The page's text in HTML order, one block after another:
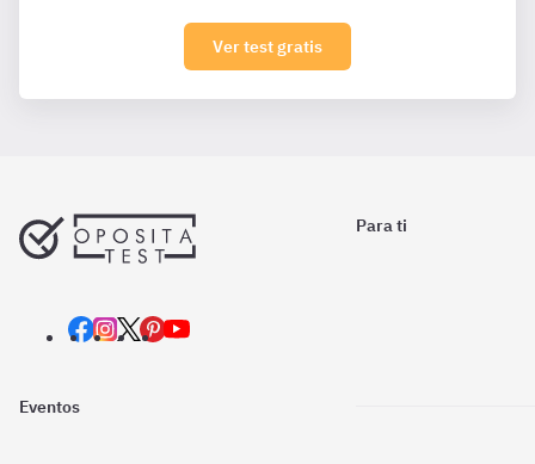
Ver test gratis
Para ti
Eventos